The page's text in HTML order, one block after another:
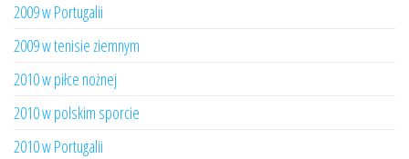
2009 w Portugalii
2009 w tenisie ziemnym
2010 w piłce nożnej
2010 w polskim sporcie
2010 w Portugalii